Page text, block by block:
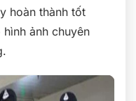
hoàn thành tốt
ảnh chuyên